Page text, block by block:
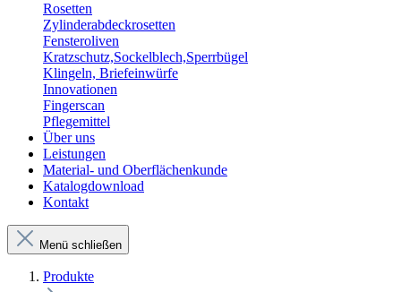
Rosetten
Zylinderabdeckrosetten
Fensteroliven
Kratzschutz,Sockelblech,Sperrbügel
Klingeln, Briefeinwürfe
Innovationen
Fingerscan
Pflegemittel
Über uns
Leistungen
Material- und Oberflächenkunde
Katalogdownload
Kontakt
Menü schließen
Produkte